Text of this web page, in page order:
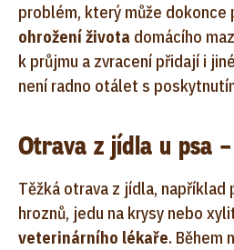
problém, který může dokonce
ohrožení života domácího
k průjmu a zvracení přidají i
není radno otálet s
Otrava z jídla u psa
Těžká otrava z jídla, například
hroznů, jedu na krysy nebo
veterinárního lékaře. Během